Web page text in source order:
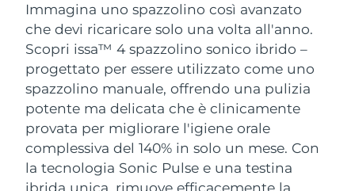
Immagina uno spazzolino così avanzato
che devi ricaricare solo una volta all'anno.
Scopri issa™ 4 spazzolino sonico ibrido –
progettato per essere utilizzato come uno
spazzolino manuale, offrendo una pulizia
potente ma delicata che è clinicamente
provata per migliorare l'igiene orale
complessiva del 140% in solo un mese. Con
la tecnologia Sonic Pulse e una testina
ibrida unica, rimuove efficacemente la
LUNA™ 4 Plus
Massage, LED heating
LUNA™ 4 Men
For men, anti-aging massage
BEAR™ 2 go
Microcurrent toning on-the-go
BEAR™ 2 eyes & lips
Microcurrent line smoothing device
Idratazione
UFO™ 3 pacchetto
Deep facial hydration
UFO™ 3 LED
Near-infrared and red light therapy
device
Igiene orale
issa™ 4
Hybrid silicone sonic toothbrush
issa™ 4 plus
Smart hybrid silicone sonic toothbrush
TRATTAMENTI ANTI-AGE FAQ™
Anti-age Trattamenti LED
NEW
Bosnia ed
Erzegovina
Consegna stimata11/8/26
Brunei Consegna stimata 13/8/26
Bulgaria Consegna stimata
Canada Consegna stimata
Cile Consegna stimata12/8/26